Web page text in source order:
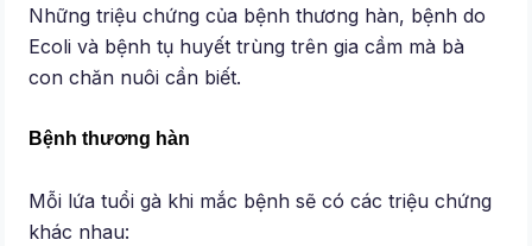
Những triệu chứng của bệnh thương hàn, bệnh do
Ecoli và bệnh tụ huyết trùng trên gia cầm mà bà
con chăn nuôi cần biết.
Bệnh thương hàn
Mỗi lứa tuổi gà khi mắc bệnh sẽ có các triệu chứng
khác nhau: